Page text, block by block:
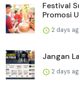
Festival
Promosi
2 days
Jangan
2 days